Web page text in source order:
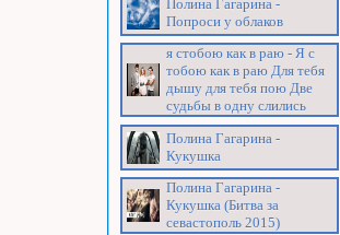
Полина Гагарина -
Попроси у облаков
я стобою как в раю - Я с
тобою как в раю Для тебя
дышу для тебя пою Две
судьбы в одну слились
Полина Гагарина -
Кукушка
Полина Гагарина -
Кукушка (Битва за
севастополь 2015)